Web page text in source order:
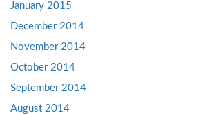
January 2015
December 2014
November 2014
October 2014
September 2014
August 2014